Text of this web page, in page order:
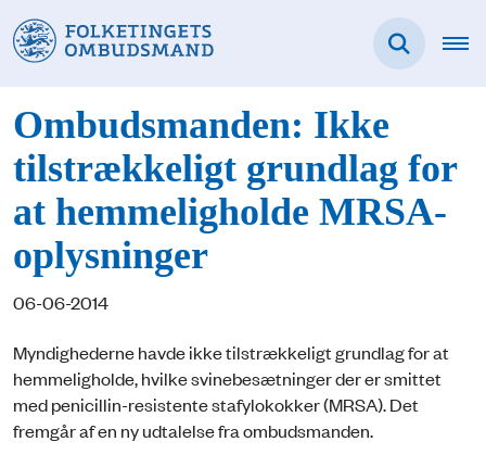
Ombudsmanden: Ikke
tilstrækkeligt grundlag for
at hemmeligholde MRSA-
oplysninger
06-06-2014
Myndighederne havde ikke tilstrækkeligt grundlag for at
hemmeligholde, hvilke svinebesætninger der er smittet
med penicillin-resistente stafylokokker (MRSA). Det
fremgår af en ny udtalelse fra ombudsmanden.